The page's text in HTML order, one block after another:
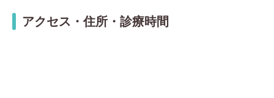
アクセス・住所・診療時間